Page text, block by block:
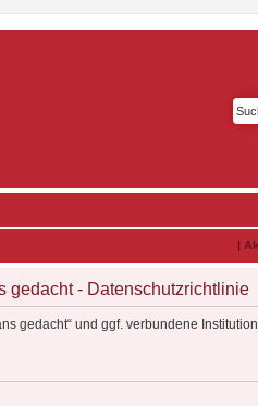
|
gedacht - Datenschutzrichtlinie
gedacht“ und ggf. verbundene